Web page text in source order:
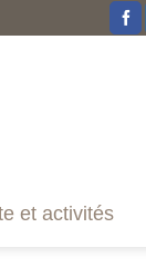
et activités